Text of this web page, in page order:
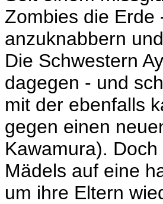
Zombies die Erde
anzuknabbern
Die Schwestern
dagegen - und
mit der ebenfalls
gegen einen
Kawamura). Doch
Mädels auf eine
um ihre Eltern